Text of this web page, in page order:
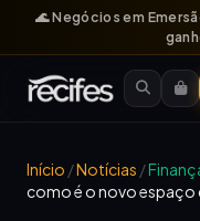
🌊 Negócios em
Início /Notícias /
como é o novo espaço